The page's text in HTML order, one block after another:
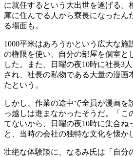
に就任するという大出世を遂げる。
庫に住んでる人から寮長になったん
る場面も。
1000平米はあろうかという広大な施
の権限を使い、自分の部屋を個室と
した。また、日曜の夜10時に社長3
され、社長の私物である大量の漫画
たという。
しかし、作業の途中で全員が漫画を
っ越しは進まなかったそうだ。「こ
てないから、日曜の夜10時に集合ね
と、当時の会社の独特な文化を懐か
壮絶な体験談に、なるみ氏は「自分